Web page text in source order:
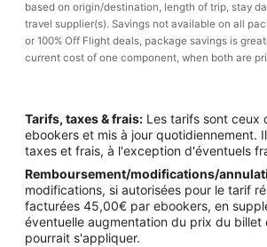
based on origin/destination, length of trip, stay
travel supplier(s). Savings not available on all
or 100% Off Flight deals, package savings is
current cost of one component, when both are
Tarifs, taxes & frais: Les tarifs sont ceux
ebookers et mis à jour quotidiennement.
taxes et frais, à l'exception d'éventuels
Remboursement/modifications/
modifications, si autorisées pour le tarif
facturées 45,00€ par ebookers, en
éventuelle augmentation du prix du billet
pourrait s'appliquer.